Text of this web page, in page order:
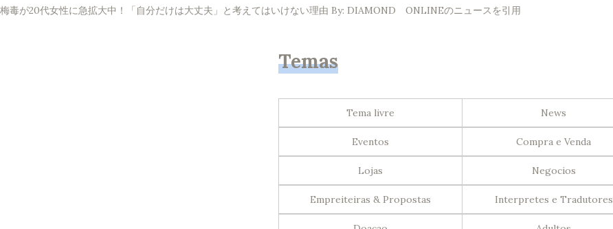
梅毒が20代女性に急拡大中！「自分だけは大丈夫」と考えてはいけない理由 By: DIAMOND ONLINEのニュースを引用
Temas
Tema livre News
Eventos Compra e Venda
Lojas Negocios
Empreiteiras & Propostas Interpretes e Tradutores